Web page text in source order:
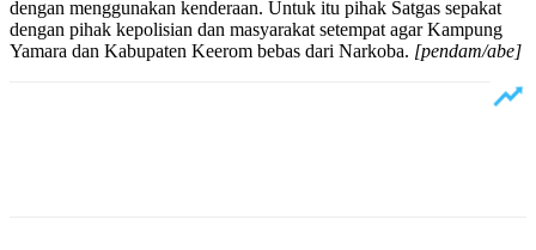
dengan menggunakan kenderaan. Untuk itu pihak Satgas sepakat
dengan pihak kepolisian dan masyarakat setempat agar Kampung
Yamara dan Kabupaten Keerom bebas dari Narkoba. [pendam/abe]